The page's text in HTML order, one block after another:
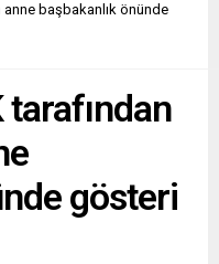
anne başbakanlık önünde
tarafından
gösteri